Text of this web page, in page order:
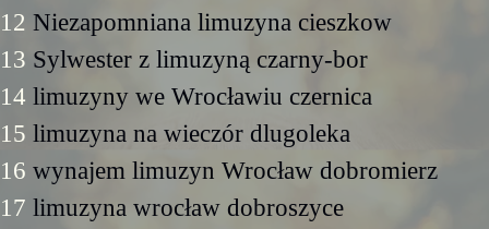
12 Niezapomniana limuzyna cieszkow
13 Sylwester z limuzyną czarny-bor
14 limuzyny we Wrocławiu czernica
15 limuzyna na wieczór dlugoleka
16 wynajem limuzyn Wrocław dobromierz
17 limuzyna wrocław dobroszyce